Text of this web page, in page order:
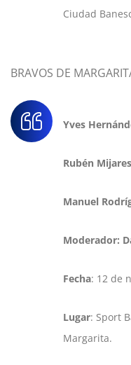
Ciudad
BRAVOS DE
Yves
Rubén Mijares
Manuel
Moderador:
Fecha: 12 de
Lugar: Sport
Margarita.